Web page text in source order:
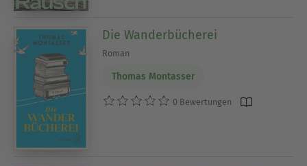
Die Wanderbücherei
Roman
Thomas Montasser
0 Bewertungen